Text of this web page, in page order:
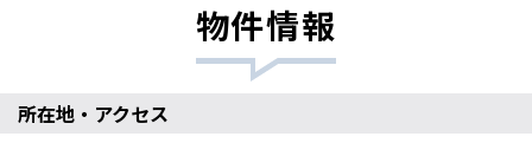
物件情報
所在地・アクセス